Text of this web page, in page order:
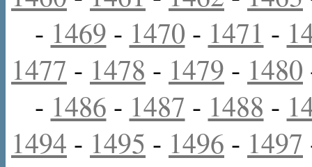
- 1469 - 1470 - 1471 -
1477 - 1478 - 1479 - 1480
- 1486 - 1487 - 1488 -
1494 - 1495 - 1496 - 1497